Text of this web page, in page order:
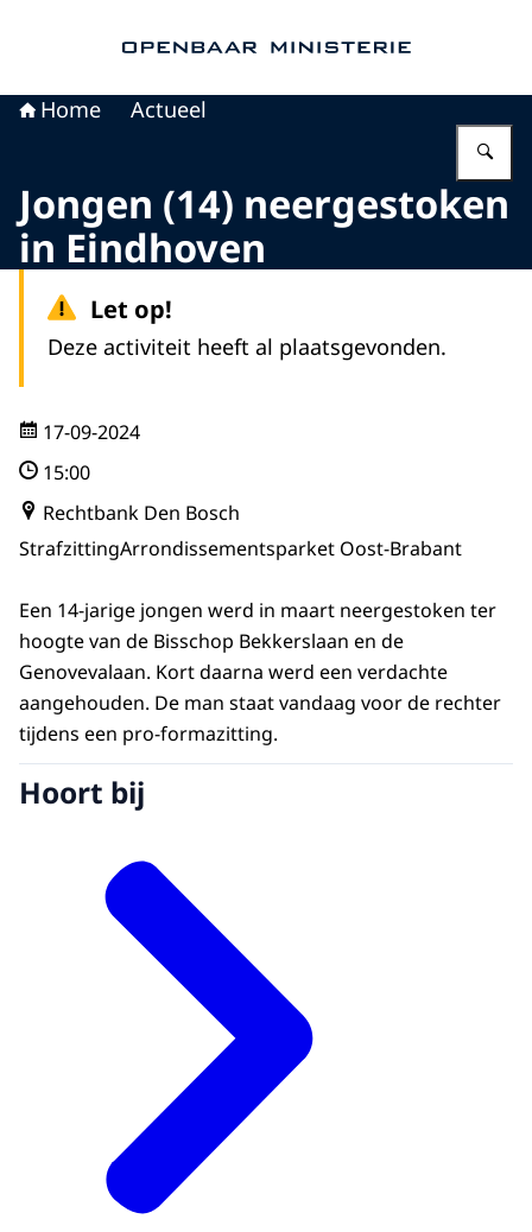
Home Actueel
Jongen (14) neergestoken
in Eindhoven
Let op!
Deze activiteit heeft al plaatsgevonden.
17-09-2024
15:00
Rechtbank Den Bosch
StrafzittingArrondissementsparket Oost-Brabant
Een 14-jarige jongen werd in maart neergestoken ter
hoogte van de Bisschop Bekkerslaan en de
Genovevalaan. Kort daarna werd een verdachte
aangehouden. De man staat vandaag voor de rechter
tijdens een pro-formazitting.
Hoort bij